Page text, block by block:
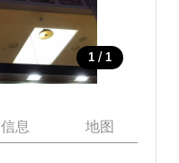
1 / 1
信息 地图